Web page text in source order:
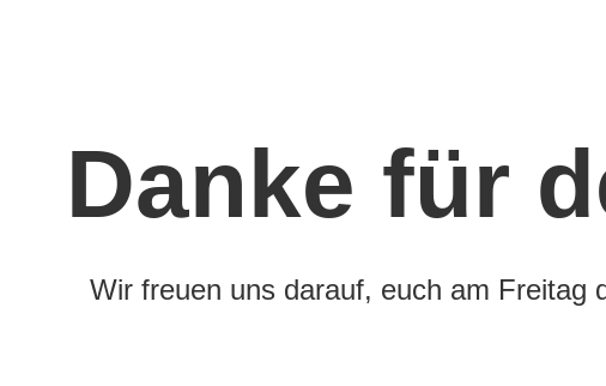
Danke für
Wir freuen uns darauf, euch am Freitag